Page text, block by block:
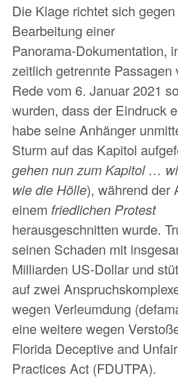
Die Klage richtet sich
Bearbeitung einer
Panorama‑Dokumentation,
zeitlich getrennte Passagen
Rede vom 6. Januar 2021
wurden, dass der Eindruck
habe seine Anhänger
Sturm auf das Kapitol
gehen nun zum Kapitol …
wie die Hölle), während der
einem friedlichen Protest
herausgeschnitten wurde.
seinen Schaden mit
Milliarden US‑Dollar und
auf zwei
wegen Verleumdung
eine weitere wegen
Florida Deceptive and
Practices Act (FDUTPA).